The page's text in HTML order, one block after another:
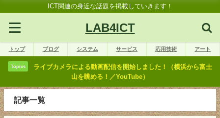
ICT関連の身近な話題を掲載していきます！
LAB4ICT
トップ ブログ システム サービス 応用技術 アート
Topics
ライブカメラによる動画配信を開始しました！（横浜から富士
山を眺める！／YouTube）
記事一覧